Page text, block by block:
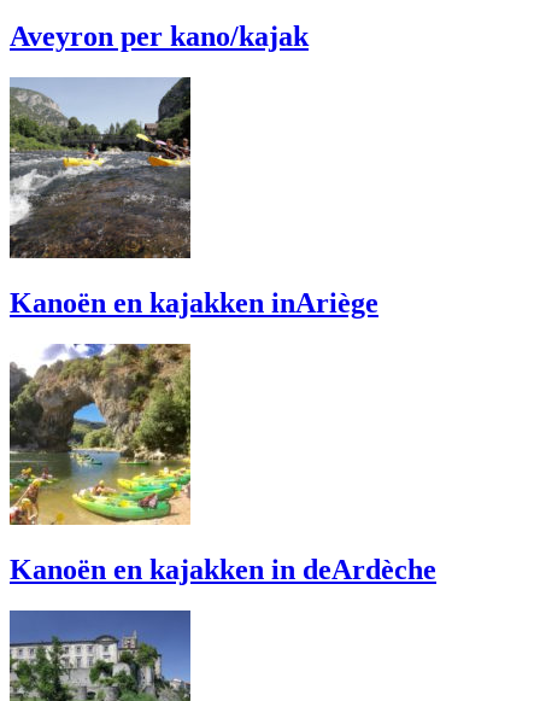
Aveyron per kano/kajak
Kanoën en kajakken inAriège
Kanoën en kajakken in deArdèche